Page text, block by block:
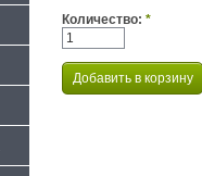
Количество: *